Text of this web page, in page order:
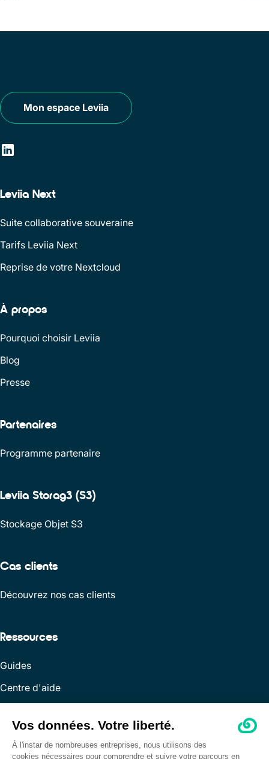
Mon espace Leviia
Leviia Next
Suite collaborative souveraine
Tarifs Leviia Next
Reprise de votre Nextcloud
À propos
Pourquoi choisir Leviia
Blog
Presse
Partenaires
Programme partenaire
Leviia Storag3 (S3)
Stockage Objet S3
Cas clients
Découvrez nos cas clients
Ressources
Guides
Centre d'aide
API & Dev